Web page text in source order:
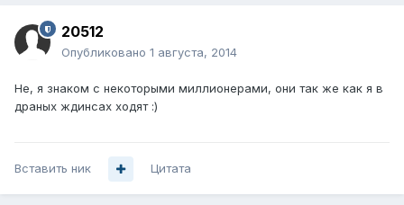
20512
Опубликовано 1 августа, 2014
Не, я знаком с некоторыми миллионерами, они так же как я в
драных ждинсах ходят :)
Вставить ник Цитата